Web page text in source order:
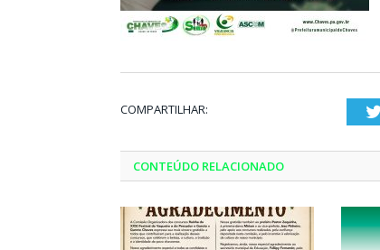
COMPARTILHAR:
CONTEÚDO RELACIONADO